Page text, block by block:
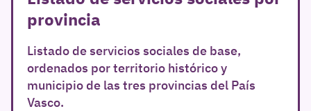
provincia
Listado de servicios sociales de base,
ordenados por territorio histórico y
municipio de las tres provincias del País
Vasco.